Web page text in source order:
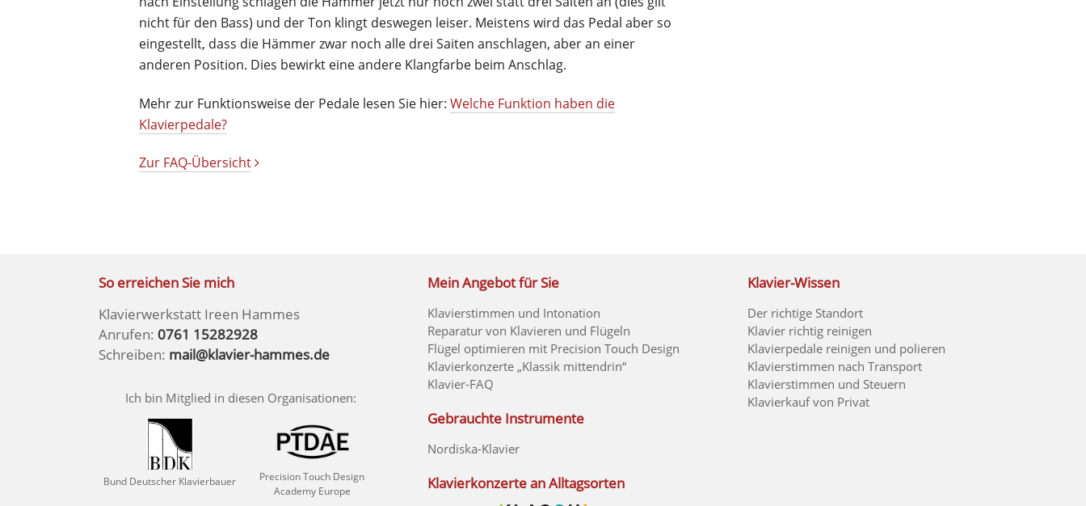
nicht für den Bass) und der Ton klingt deswegen leiser. Meistens wird das Pedal aber so
eingestellt, dass die Hämmer zwar noch alle drei Saiten anschlagen, aber an einer
anderen Position. Dies bewirkt eine andere Klangfarbe beim Anschlag.
Mehr zur Funktionsweise der Pedale lesen Sie hier: Welche Funktion haben die
Klavierpedale?
Zur FAQ-Übersicht
So erreichen Sie mich
Klavierwerkstatt Ireen Hammes
Anrufen: 0761 15282928
Schreiben: mail@klavier-hammes.de
Ich bin Mitglied in diesen Organisationen:
Bund Deutscher Klavierbauer
Precision Touch Design
Academy Europe
Mein Angebot für Sie
Klavierstimmen und Intonation
Reparatur von Klavieren und Flügeln
Flügel optimieren mit Precision Touch Design
Klavierkonzerte „Klassik mittendrin“
Klavier-FAQ
Gebrauchte Instrumente
Nordiska-Klavier
Klavierkonzerte an Alltagsorten
Klavier-Wissen
Der richtige Standort
Klavier richtig reinigen
Klavierpedale reinigen und polieren
Klavierstimmen nach Transport
Klavierstimmen und Steuern
Klavierkauf von Privat